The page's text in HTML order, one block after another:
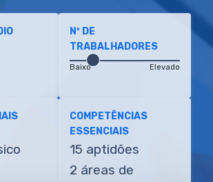
Nº DE
TRABALHADORES
Baixo Elevado
COMPETÊNCIAS
ESSENCIAIS
15 aptidões
2 áreas de